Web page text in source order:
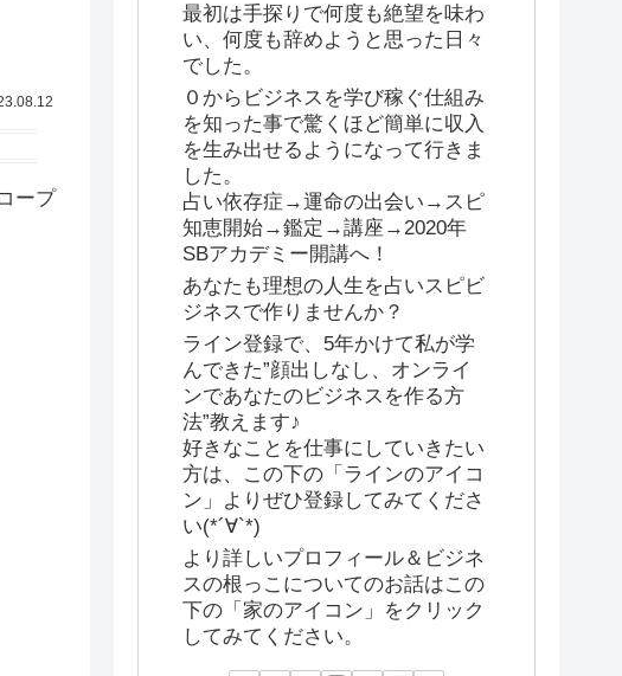
ープ
最初は手探りで何度も絶望を味わ
い、何度も辞めようと思った日々
でした。
０からビジネスを学び稼ぐ仕組み
を知った事で驚くほど簡単に収入
を生み出せるようになって行きま
した。
占い依存症→運命の出会い→スピ
知恵開始→鑑定→講座→2020年
SBアカデミー開講へ！
あなたも理想の人生を占いスピビ
ジネスで作りませんか？
ライン登録で、5年かけて私が学
んできた”顔出しなし、オンライ
ンであなたのビジネスを作る方
法”教えます♪
好きなことを仕事にしていきたい
方は、この下の「ラインのアイコ
ン」よりぜひ登録してみてくださ
い(*´∀`*)
より詳しいプロフィール＆ビジネ
スの根っこについてのお話はこの
下の「家のアイコン」をクリック
してみてください。